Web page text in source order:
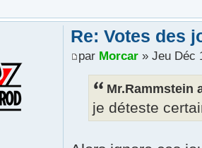
Re: Votes des
par Morcar» Jeu Déc
Mr.Rammstein
je déteste